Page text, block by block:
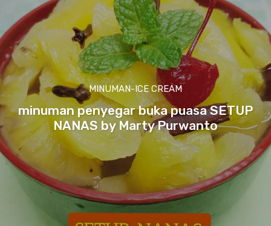
MINUMAN-ICE CREAM
minuman penyegar buka puasa SETUP
NANAS by Marty Purwanto